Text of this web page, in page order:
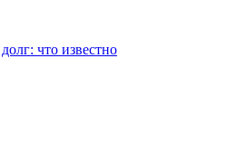
что известно